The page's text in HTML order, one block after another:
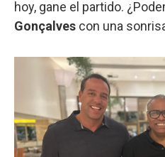
hoy, gane el partido.
Gonçalves con una